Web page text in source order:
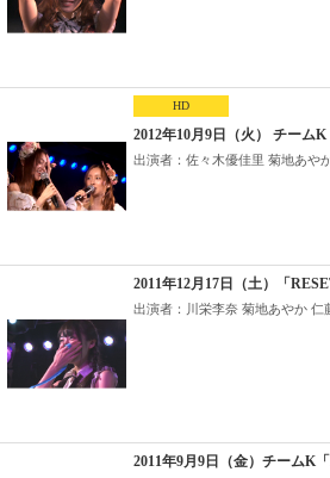
HD
2012年10月9日（火） チーム
出演者：佐々木優佳里 菊地あやか
2011年12月17日（土）「
出演者：川栄李奈 菊地あやか 仁
2011年9月9日（金）チームK